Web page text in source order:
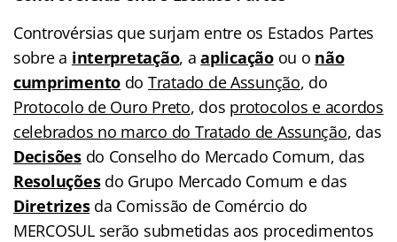
Controvérsias que surjam entre os Estados Partes
sobre a interpretação, aaplicaçãoou o não
cumprimento do Tratado de Assunção, do
Protocolo de Ouro Preto, dos protocolos e acordos
celebrados no marco do Tratado de Assunção, das
Decisõesdo Conselho do Mercado Comum, das
Resoluçõesdo Grupo Mercado Comum e das
Diretrizesda Comissão de Comércio do
MERCOSUL serão submetidas aos procedimentos